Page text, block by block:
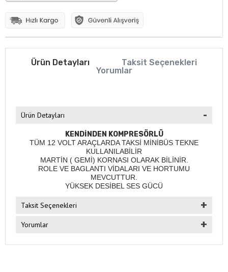
Ürün Detayları
Taksit Seçenekleri
Yorumlar
Ürün Detayları
KENDİNDEN KOMPRESÖRLÜ
TÜM 12 VOLT ARAÇLARDA TAKSİ MİNİBÜS TEKNE
KULLANILABİLİR
MARTİN ( GEMİ) KORNASI OLARAK BİLİNİR.
ROLE VE BAGLANTI VİDALARI VE HORTUMU
MEVCUTTUR.
YÜKSEK DESİBEL SES GÜCÜ
Taksit Seçenekleri
Yorumlar